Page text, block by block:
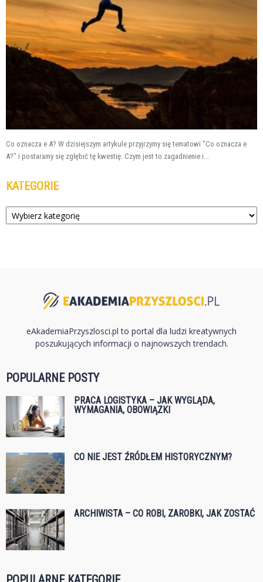
Co oznacza e A? W dzisiejszym artykule przyjrzymy się tematowi "Co oznacza e
A?" i postaramy się zgłębić tę kwestię. Czym jest to zagadnienie i...
KATEGORIE
Kategorie
eAkademiaPrzyszlosci.pl to portal dla ludzi kreatywnych
poszukujących informacji o najnowszych trendach.
POPULARNE POSTY
PRACA LOGISTYKA – JAK WYGLĄDA,
WYMAGANIA, OBOWIĄZKI
CO NIE JEST ŹRÓDŁEM HISTORYCZNYM?
ARCHIWISTA – CO ROBI, ZAROBKI, JAK ZOSTAĆ